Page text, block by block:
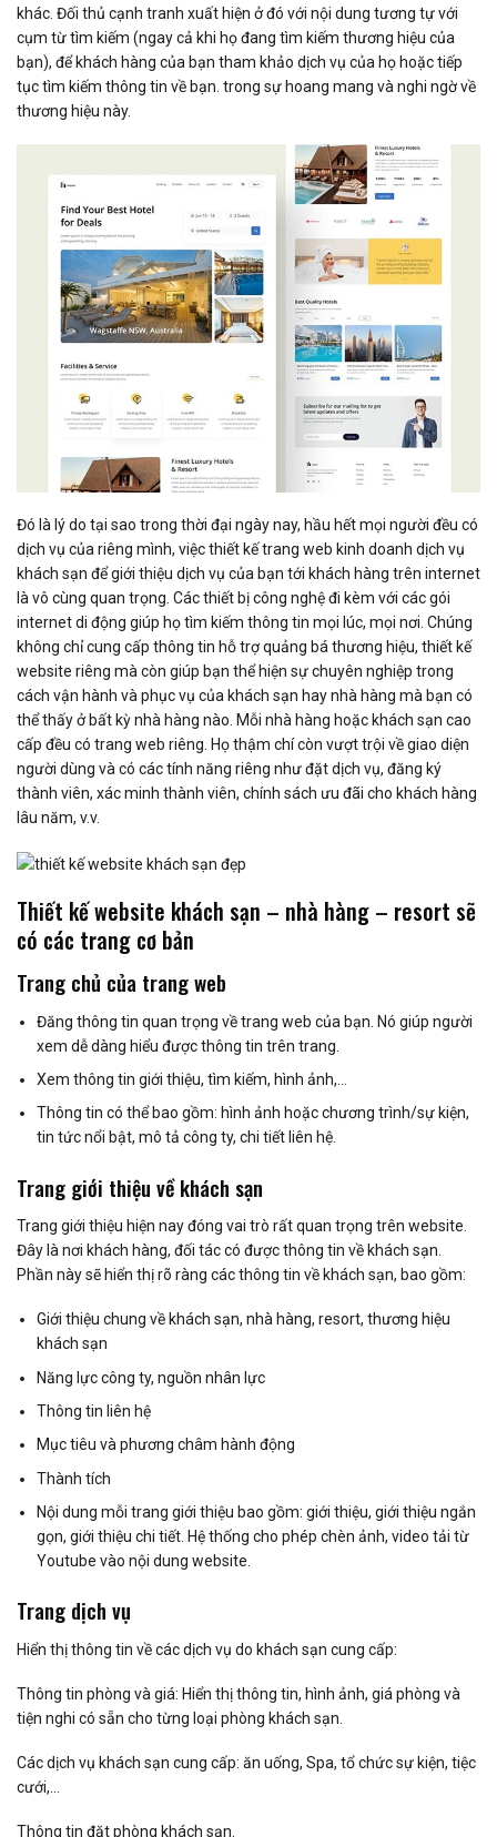
khác. Đối thủ cạnh tranh xuất hiện ở đó với nội dung tương tự với
cụm từ tìm kiếm (ngay cả khi họ đang tìm kiếm thương hiệu của
bạn), để khách hàng của bạn tham khảo dịch vụ của họ hoặc tiếp
tục tìm kiếm thông tin về bạn. trong sự hoang mang và nghi ngờ về
thương hiệu này.
Đó là lý do tại sao trong thời đại ngày nay, hầu hết mọi người đều có
dịch vụ của riêng mình, việc thiết kế trang web kinh doanh dịch vụ
khách sạn để giới thiệu dịch vụ của bạn tới khách hàng trên internet
là vô cùng quan trọng. Các thiết bị công nghệ đi kèm với các gói
internet di động giúp họ tìm kiếm thông tin mọi lúc, mọi nơi. Chúng
không chỉ cung cấp thông tin hỗ trợ quảng bá thương hiệu, thiết kế
website riêng mà còn giúp bạn thể hiện sự chuyên nghiệp trong
cách vận hành và phục vụ của khách sạn hay nhà hàng mà bạn có
thể thấy ở bất kỳ nhà hàng nào. Mỗi nhà hàng hoặc khách sạn cao
cấp đều có trang web riêng. Họ thậm chí còn vượt trội về giao diện
người dùng và có các tính năng riêng như đặt dịch vụ, đăng ký
thành viên, xác minh thành viên, chính sách ưu đãi cho khách hàng
lâu năm, v.v.
Thiết kế website khách sạn – nhà hàng – resort sẽ
có các trang cơ bản
Trang chủ của trang web
Đăng thông tin quan trọng về trang web của bạn. Nó giúp người
xem dễ dàng hiểu được thông tin trên trang.
Xem thông tin giới thiệu, tìm kiếm, hình ảnh,…
Thông tin có thể bao gồm: hình ảnh hoặc chương trình/sự kiện,
tin tức nổi bật, mô tả công ty, chi tiết liên hệ.
Trang giới thiệu về khách sạn
Trang giới thiệu hiện nay đóng vai trò rất quan trọng trên website.
Đây là nơi khách hàng, đối tác có được thông tin về khách sạn.
Phần này sẽ hiển thị rõ ràng các thông tin về khách sạn, bao gồm:
Giới thiệu chung về khách sạn, nhà hàng, resort, thương hiệu
khách sạn
Năng lực công ty, nguồn nhân lực
Thông tin liên hệ
Mục tiêu và phương châm hành động
Thành tích
Nội dung mỗi trang giới thiệu bao gồm: giới thiệu, giới thiệu ngắn
gọn, giới thiệu chi tiết. Hệ thống cho phép chèn ảnh, video tải từ
Youtube vào nội dung website.
Trang dịch vụ
Hiển thị thông tin về các dịch vụ do khách sạn cung cấp:
Thông tin phòng và giá: Hiển thị thông tin, hình ảnh, giá phòng và
tiện nghi có sẵn cho từng loại phòng khách sạn.
Các dịch vụ khách sạn cung cấp: ăn uống, Spa, tổ chức sự kiện, tiệc
cưới,…
Thông tin đặt phòng khách sạn.